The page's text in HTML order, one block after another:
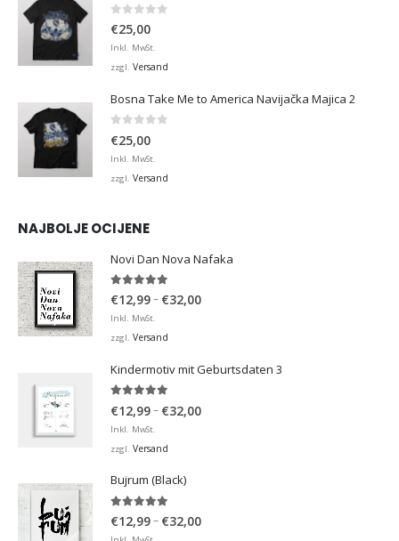
0 von 5
€25,00
Inkl. MwSt.
zzgl. Versand
Bosna Take Me to America Navijačka Majica 2
€25,00
Inkl. MwSt.
zzgl. Versand
NAJBOLJE OCIJENE
Novi Dan Nova Nafaka
5.00von 5
€12,99– €32,00Preisspanne:
Inkl. MwSt.
zzgl. Versand
Kindermotiv mit Geburtsdaten 3
€12,99– €32,00Preisspanne:
Inkl. MwSt.
zzgl. Versand
Bujrum (Black)
5.00von 5
€12,99– €32,00Preisspanne: